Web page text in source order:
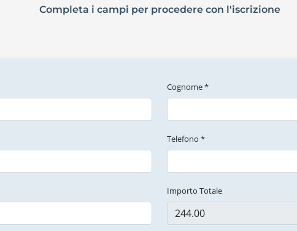
Completa i campi per procedere con l'iscrizione
Cognome *
Telefono *
Importo Totale